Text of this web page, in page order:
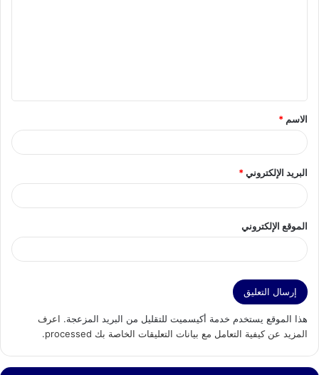
ق
*
الاسم *
البريد الإلكتروني*
الموقع الإلكتروني
هذا الموقع يستخدم خدمة أكيسميت للتقليل من البريد المزعجة. اعرف
المزيد عن كيفية التعامل مع بيانات التعليقات الخاصة بك processed
.